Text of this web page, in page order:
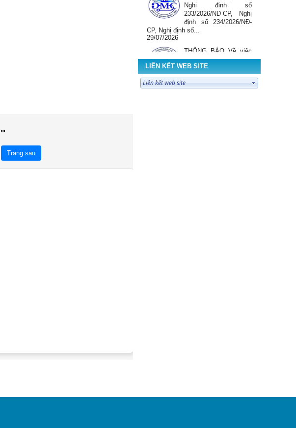
Nghị định số
233/2026/NĐ-CP, Nghị
định số 234/2026/NĐ-
CP, Nghị định số...
29/07/2026
THÔNG BÁO Về việc
lựa chọn tổ chức hành
nghề đấu giá tài sản
29/07/2026
Thông báo kết quả lựa
LIÊN KẾT WEB SITE